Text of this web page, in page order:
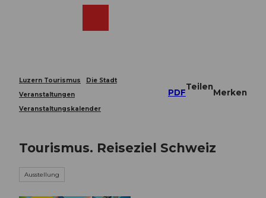
Luzern Tourismus
Die Stadt
Veranstaltungen
Veranstaltungskalender
PDF
Teilen
Merken
Tourismus. Reiseziel Schweiz
Ausstellung